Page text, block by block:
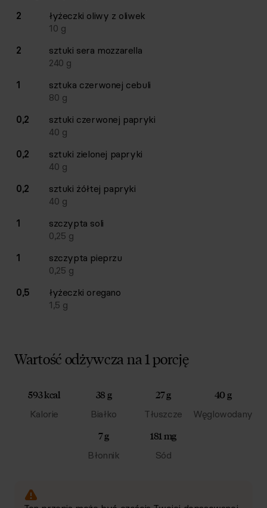
2
łyżeczki oliwy z oliwek
10 g
2
sztuki sera mozzarella
240 g
1
sztuka czerwonej cebuli
80 g
0,2
sztuki czerwonej papryki
40 g
0,2
sztuki zielonej papryki
40 g
0,2
sztuki żółtej papryki
40 g
1
szczypta soli
0,25 g
1
szczypta pieprzu
0,25 g
0,5
łyżeczki oregano
1,5 g
Wartość odżywcza na 1 porcję
593 kcal
Kalorie
38 g
Białko
27 g
Tłuszcze
40 g
Węglowodany
7 g
Błonnik
181 mg
Sód